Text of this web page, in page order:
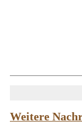
Weitere